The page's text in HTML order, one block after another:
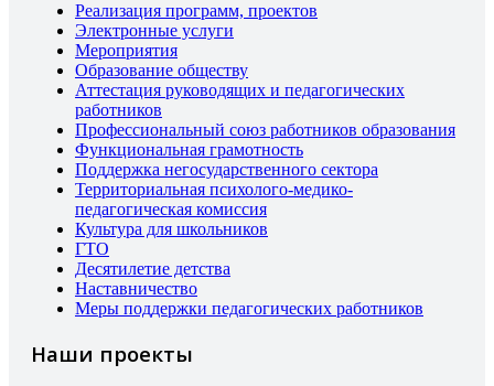
Реализация программ, проектов
Электронные услуги
Мероприятия
Образование обществу
Аттестация руководящих и педагогических
работников
Профессиональный союз работников образования
Функциональная грамотность
Поддержка негосударственного сектора
Территориальная психолого-медико-
педагогическая комиссия
Культура для школьников
ГТО
Десятилетие детства
Наставничество
Меры поддержки педагогических работников
Наши проекты